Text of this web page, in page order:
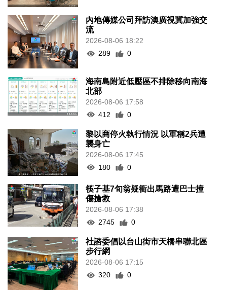
內地傳媒公司拜訪澳廣視冀加強交
流
2026-08-06 18:22
289
0
海南島附近低壓區不排除移向南海
北部
2026-08-06 17:58
412
0
黎以商停火執行情況 以軍稱2兵遭
襲身亡
2026-08-06 17:45
180
0
筷子基7旬翁疑衝出馬路遭巴士撞
傷搶救
2026-08-06 17:38
2745
0
社諮委倡以台山街市天橋串聯北區
步行網
2026-08-06 17:15
320
0